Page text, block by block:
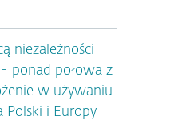
niezależności
ponad połowa z
w używaniu
Polski i Europy